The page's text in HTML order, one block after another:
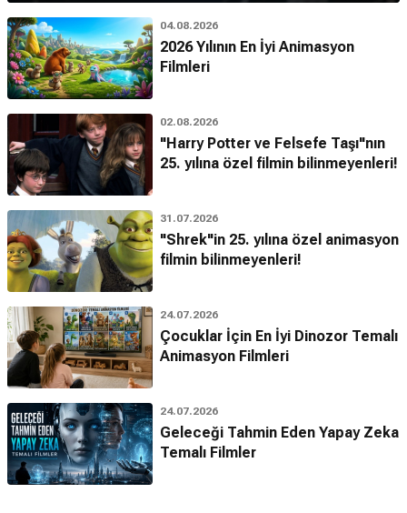
04.08.2026
2026 Yılının En İyi Animasyon
Filmleri
02.08.2026
"Harry Potter ve Felsefe Taşı"nın
25. yılına özel filmin bilinmeyenleri!
31.07.2026
"Shrek"in 25. yılına özel animasyon
filmin bilinmeyenleri!
24.07.2026
Çocuklar İçin En İyi Dinozor Temalı
Animasyon Filmleri
24.07.2026
Geleceği Tahmin Eden Yapay Zeka
Temalı Filmler